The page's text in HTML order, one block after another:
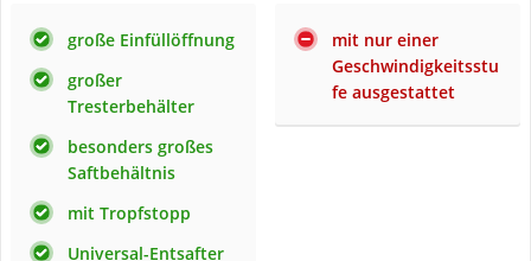
große Einfüllöffnung
großer
Tresterbehälter
besonders großes
Saftbehältnis
mit Tropfstopp
Universal-Entsafter
mit nur einer
Geschwindigkeitsstu
fe ausgestattet